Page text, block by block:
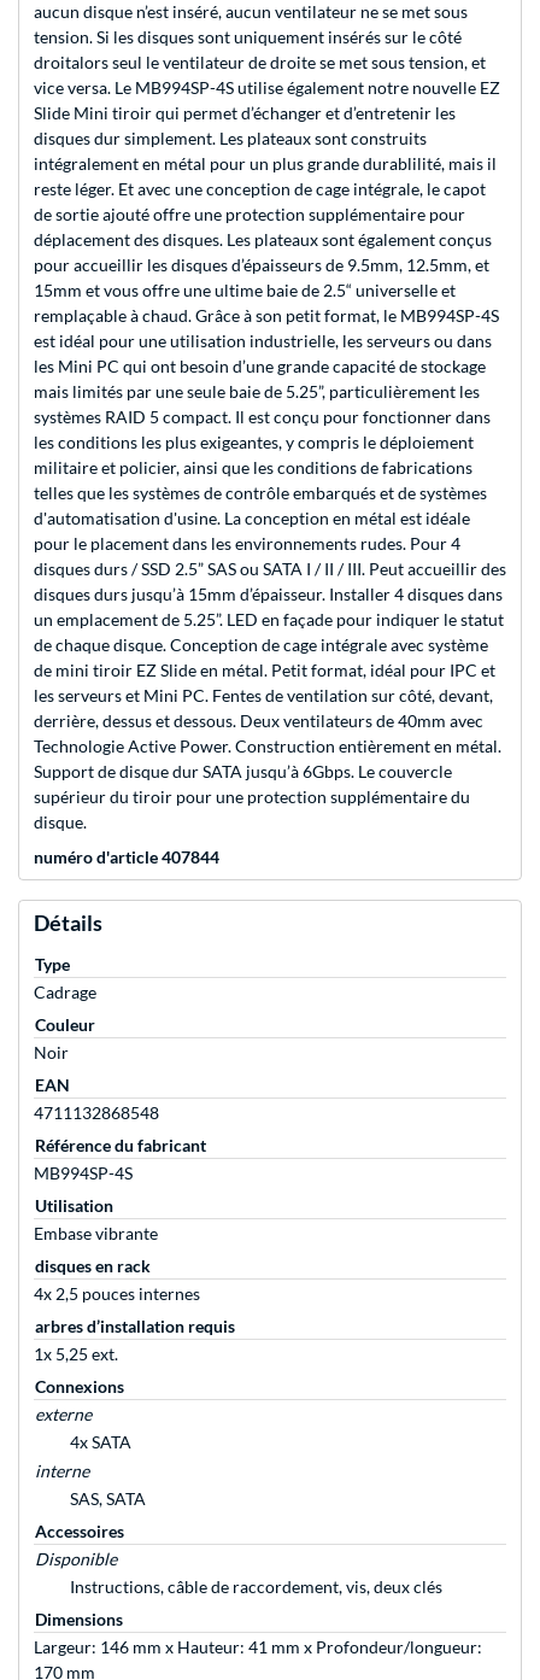
aucun disque n’est inséré, aucun ventilateur ne se met sous
tension. Si les disques sont uniquement insérés sur le côté
droitalors seul le ventilateur de droite se met sous tension, et
vice versa. Le MB994SP-4S utilise également notre nouvelle EZ
Slide Mini tiroir qui permet d’échanger et d’entretenir les
disques dur simplement. Les plateaux sont construits
intégralement en métal pour un plus grande durablilité, mais il
reste léger. Et avec une conception de cage intégrale, le capot
de sortie ajouté offre une protection supplémentaire pour
déplacement des disques. Les plateaux sont également conçus
pour accueillir les disques d’épaisseurs de 9.5mm, 12.5mm, et
15mm et vous offre une ultime baie de 2.5“ universelle et
remplaçable à chaud. Grâce à son petit format, le MB994SP-4S
est idéal pour une utilisation industrielle, les serveurs ou dans
les Mini PC qui ont besoin d’une grande capacité de stockage
mais limités par une seule baie de 5.25”, particulièrement les
systèmes RAID 5 compact. Il est conçu pour fonctionner dans
les conditions les plus exigeantes, y compris le déploiement
militaire et policier, ainsi que les conditions de fabrications
telles que les systèmes de contrôle embarqués et de systèmes
d'automatisation d'usine. La conception en métal est idéale
pour le placement dans les environnements rudes. Pour 4
disques durs / SSD 2.5” SAS ou SATA I / II / III. Peut accueillir des
disques durs jusqu’à 15mm d’épaisseur. Installer 4 disques dans
un emplacement de 5.25”. LED en façade pour indiquer le statut
de chaque disque. Conception de cage intégrale avec système
de mini tiroir EZ Slide en métal. Petit format, idéal pour IPC et
les serveurs et Mini PC. Fentes de ventilation sur côté, devant,
derrière, dessus et dessous. Deux ventilateurs de 40mm avec
Technologie Active Power. Construction entièrement en métal.
Support de disque dur SATA jusqu’à 6Gbps. Le couvercle
supérieur du tiroir pour une protection supplémentaire du
disque.
numéro d'article 407844
Détails
Type
Cadrage
Couleur
Noir
EAN
4711132868548
Référence du fabricant
MB994SP-4S
Utilisation
Embase vibrante
disques en rack
4x 2,5 pouces internes
arbres d’installation requis
1x 5,25 ext.
Connexions
externe
4x SATA
interne
SAS, SATA
Accessoires
Disponible
Instructions, câble de raccordement, vis, deux clés
Dimensions
Largeur: 146 mm x Hauteur: 41 mm x Profondeur/longueur:
170 mm